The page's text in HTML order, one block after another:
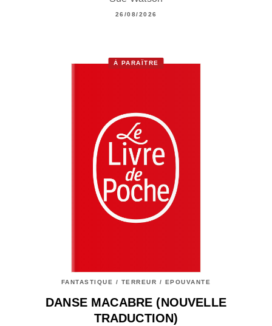
26/08/2026
À PARAÎTRE
FANTASTIQUE / TERREUR / EPOUVANTE
DANSE MACABRE (NOUVELLE
TRADUCTION)